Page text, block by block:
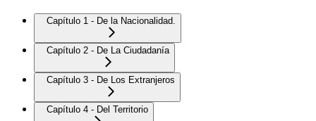
Capítulo 1 - De la Nacionalidad.
Capítulo 2 - De La Ciudadanía
Capítulo 3 - De Los Extranjeros
Capítulo 4 - Del Territorio